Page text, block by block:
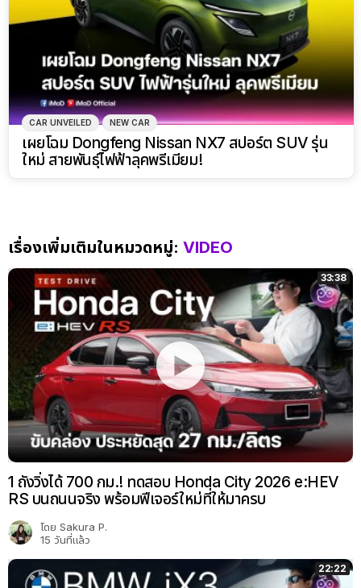
CAR UNVEILED NEW CAR
เผยโฉม Dongfeng Nissan NX7 สปอร์ต SUV รุ่น
ใหม่ สายพันธุ์ไฟฟ้าลุคพรีเมียม!
เรื่องเพิ่มเติมในหมวดหมู่: VIDEO
33:38
1 ถังวิ่งได้ 700 กม.! ทดสอบ Honda City 2026 e:HEV
RS บนถนนจริง พร้อมฟีเจอร์ใหม่ที่ให้มาครบ
โดย Sakura P.
15 วันที่แล้ว
22:22